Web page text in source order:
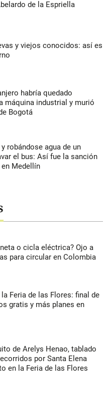
de la Espriella
y viejos conocidos: así es
habría quedado
máquina industrial y murió
Bogotá
robándose agua de un
el bus: Así fue la sanción
Medellín
o cicla eléctrica? Ojo a
para circular en Colombia
Feria de las Flores: final de
gratis y más planes en
de Arelys Henao, tablado
por Santa Elena
en la Feria de las Flores